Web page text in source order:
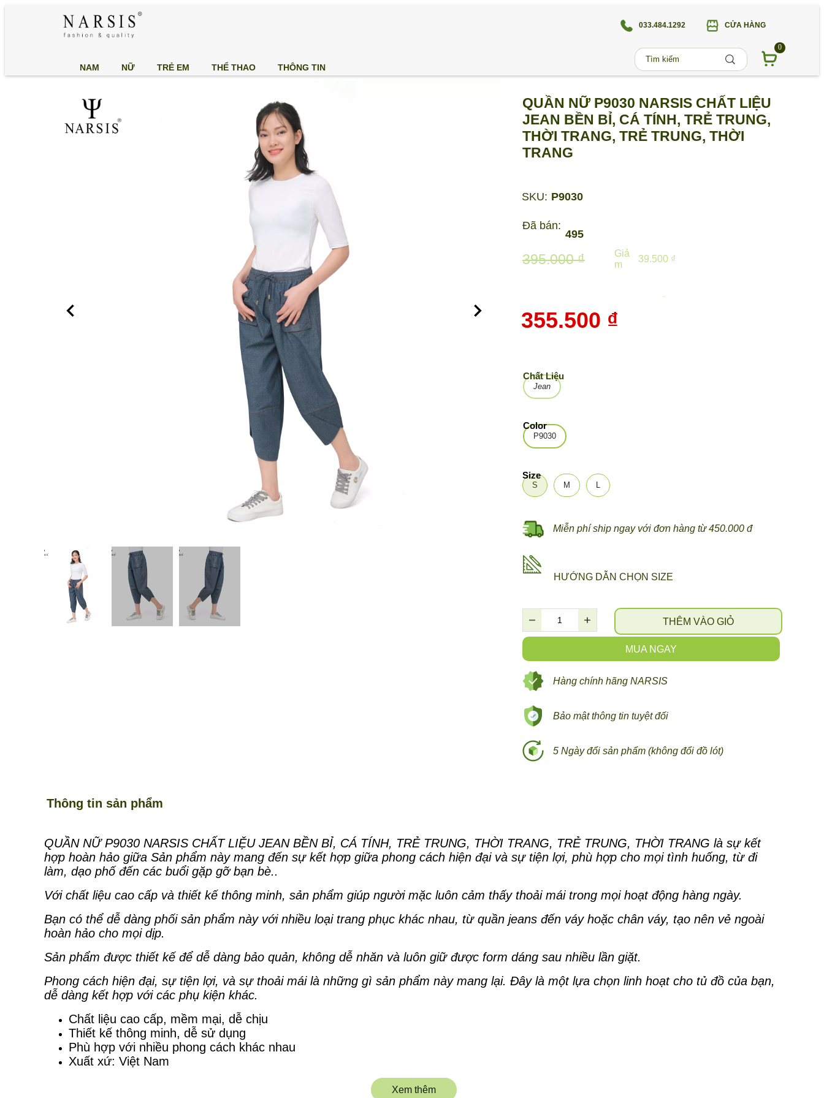
NAM NỮ TRẺ EM THỂ THAO THÔNG TIN
033.484.1292 CỬA HÀNG
0
QUẦN NỮ P9030 NARSIS CHẤT LIỆU
JEAN BỀN BỈ, CÁ TÍNH, TRẺ TRUNG,
THỜI TRANG, TRẺ TRUNG, THỜI
TRANG
Đã bán:
495
S M L
Size
Jean
Chất Liệu
P9030
Color
MUA NGAY
THÊM VÀO GIỎ
HƯỚNG DẪN CHỌN SIZE
Miễn phí ship ngay với đơn hàng từ 450.000 đ
-
355.500 ₫
5 Ngày đổi sản phẩm (không đổi đồ lót)
Bảo mật thông tin tuyệt đối
Hàng chính hãng NARSIS
395.000 ₫ 39.500 ₫
Giả
m
SKU: P9030
Xem thêm
Thông tin sản phẩm
QUẦN NỮ P9030 NARSIS CHẤT LIỆU JEAN BỀN BỈ, CÁ TÍNH, TRẺ TRUNG, THỜI TRANG, TRẺ TRUNG, THỜI TRANG là sự kết
hợp hoàn hảo giữa Sản phẩm này mang đến sự kết hợp giữa phong cách hiện đại và sự tiện lợi, phù hợp cho mọi tình huống, từ đi
làm, dạo phố đến các buổi gặp gỡ bạn bè..
Với chất liệu cao cấp và thiết kế thông minh, sản phẩm giúp người mặc luôn cảm thấy thoải mái trong mọi hoạt động hàng ngày.
Bạn có thể dễ dàng phối sản phẩm này với nhiều loại trang phục khác nhau, từ quần jeans đến váy hoặc chân váy, tạo nên vẻ ngoài
hoàn hảo cho mọi dịp.
Sản phẩm được thiết kế để dễ dàng bảo quản, không dễ nhăn và luôn giữ được form dáng sau nhiều lần giặt.
Phong cách hiện đại, sự tiện lợi, và sự thoải mái là những gì sản phẩm này mang lại. Đây là một lựa chọn linh hoạt cho tủ đồ của bạn,
dễ dàng kết hợp với các phụ kiện khác.
Chất liệu cao cấp, mềm mại, dễ chịu
Thiết kế thông minh, dễ sử dụng
Phù hợp với nhiều phong cách khác nhau
Xuất xứ: Việt Nam